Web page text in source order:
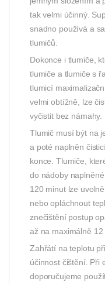
tak velmi účinný.
snadno používá a
tlumičů.
Dokonce i tlumiče,
tlumiče a tlumiče s
tlumicí
velmi obtížně, lze
vyčistit bez námahy.
Tlumič musí být na
a poté naplněn
konce. Tlumiče,
do nádoby
120 minut lze
nebo opláchnout
znečištění postup
až na maximálně 12
Zahřátí na teplotu
účinnost čištění. Při
doporučujeme